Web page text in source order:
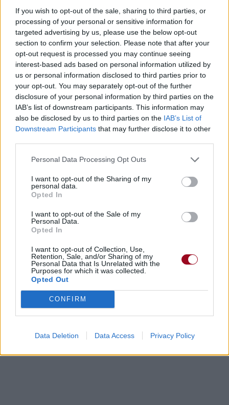
If you wish to opt-out of the sale, sharing to third parties, or
processing of your personal or sensitive information for
targeted advertising by us, please use the below opt-out
section to confirm your selection. Please note that after your
opt-out request is processed you may continue seeing
interest-based ads based on personal information utilized by
us or personal information disclosed to third parties prior to
your opt-out. You may separately opt-out of the further
disclosure of your personal information by third parties on the
IAB’s list of downstream participants. This information may
also be disclosed by us to third parties on the IAB’s List of
Downstream Participants that may further disclose it to other
Personal Data Processing Opt Outs
I want to opt-out of the Sharing of my
personal data.
Opted In
I want to opt-out of the Sale of my
Personal Data.
Opted In
I want to opt-out of Collection, Use,
Retention, Sale, and/or Sharing of my
Personal Data that Is Unrelated with the
Purposes for which it was collected.
Opted Out
CONFIRM
Data Deletion Data Access Privacy Policy